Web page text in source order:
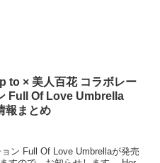
to × 美人百花 コラボレー
Full Of Love Umbrella
報まとめ
ン Full Of Love Umbrellaが発売